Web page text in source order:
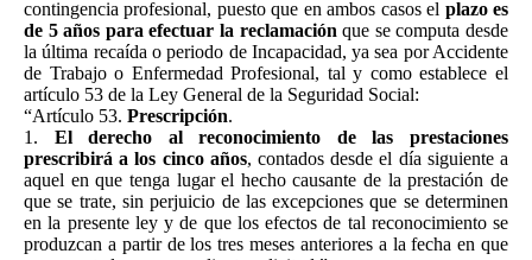
contingencia profesional, puesto que en ambos casos el plazo es
de 5 años para efectuar la reclamación que se computa desde
la última recaída o periodo de Incapacidad, ya sea por Accidente
de Trabajo o Enfermedad Profesional, tal y como establece el
artículo 53 de la Ley General de la Seguridad Social:
“Artículo 53. Prescripción.
1. El derecho al reconocimiento de las prestaciones
prescribirá a los cinco años, contados desde el día siguiente a
aquel en que tenga lugar el hecho causante de la prestación de
que se trate, sin perjuicio de las excepciones que se determinen
en la presente ley y de que los efectos de tal reconocimiento se
produzcan a partir de los tres meses anteriores a la fecha en que